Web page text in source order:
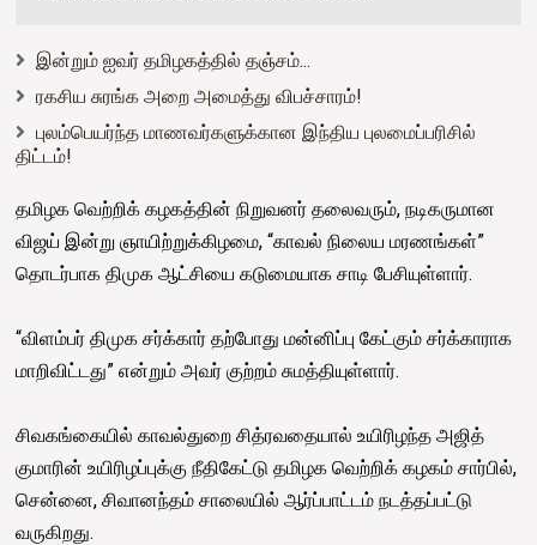
இன்றும் ஐவர் தமிழகத்தில் தஞ்சம்...
ரகசிய சுரங்க அறை அமைத்து விபச்சாரம்!
புலம்பெயர்ந்த மாணவர்களுக்கான இந்திய புலமைப்பரிசில்
திட்டம்!
தமிழக வெற்றிக் கழகத்தின் நிறுவனர் தலைவரும், நடிகருமான
விஜய் இன்று ஞாயிற்றுக்கிழமை, “காவல் நிலைய மரணங்கள்”
தொடர்பாக திமுக ஆட்சியை கடுமையாக சாடி பேசியுள்ளார்.
“விளம்பர் திமுக சர்க்கார் தற்போது மன்னிப்பு கேட்கும் சர்க்காராக
மாறிவிட்டது” என்றும் அவர் குற்றம் சுமத்தியுள்ளார்.
சிவகங்கையில் காவல்துறை சித்ரவதையால் உயிரிழந்த அஜித்
குமாரின் உயிரிழப்புக்கு நீதிகேட்டு தமிழக வெற்றிக் கழகம் சார்பில்,
சென்னை, சிவானந்தம் சாலையில் ஆர்ப்பாட்டம் நடத்தப்பட்டு
வருகிறது.